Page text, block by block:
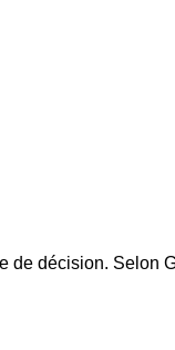
de décision. Selon